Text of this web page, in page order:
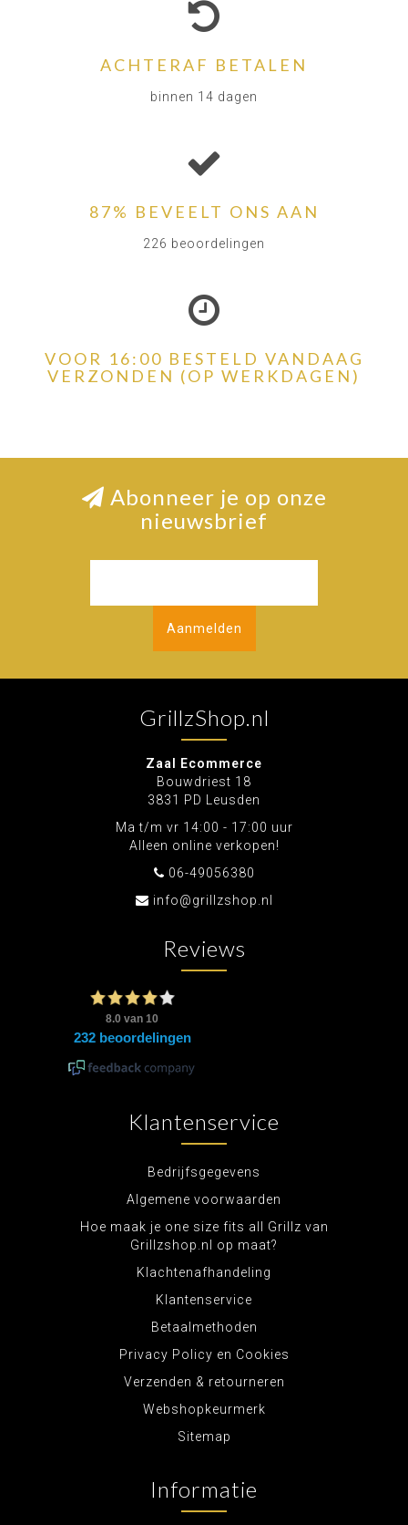
ACHTERAF BETALEN
binnen 14 dagen
87% BEVEELT ONS AAN
226 beoordelingen
VOOR 16:00 BESTELD VANDAAG
VERZONDEN (OP WERKDAGEN)
Abonneer je op onze
nieuwsbrief
Aanmelden
GrillzShop.nl
Zaal Ecommerce
Bouwdriest 18
3831 PD Leusden
Ma t/m vr 14:00 - 17:00 uur
Alleen online verkopen!
06-49056380
info@grillzshop.nl
Reviews
Klantenservice
Bedrijfsgegevens
Algemene voorwaarden
Hoe maak je one size fits all Grillz van
Grillzshop.nl op maat?
Klachtenafhandeling
Klantenservice
Betaalmethoden
Privacy Policy en Cookies
Verzenden & retourneren
Webshopkeurmerk
Sitemap
Informatie